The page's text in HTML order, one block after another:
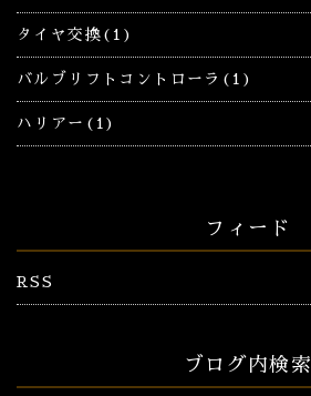
タイヤ交換(1)
バルブリフトコントローラ(1)
ハリアー(1)
フィード
RSS
ブログ内検索